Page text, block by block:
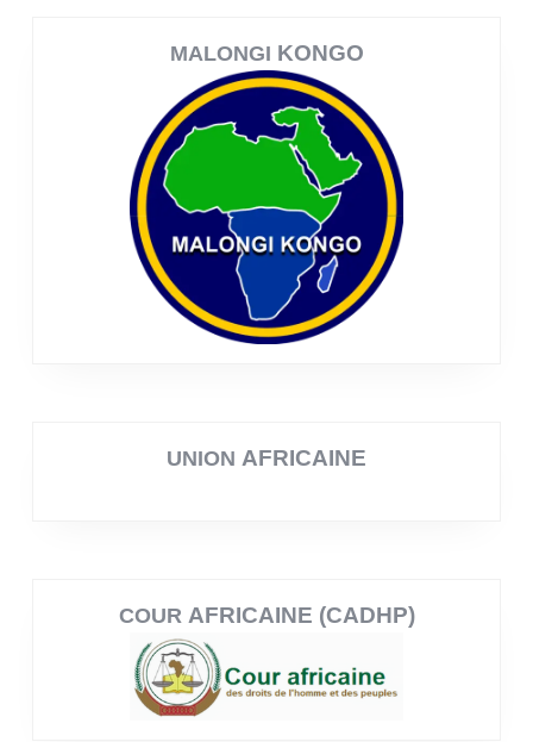
MALONGI KONGO
UNION AFRICAINE
COUR AFRICAINE (CADHP)